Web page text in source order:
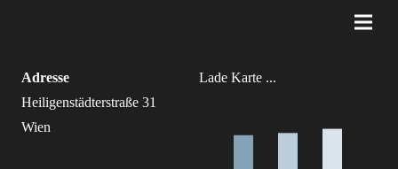
Lade Karte ...
Adresse
Heiligenstädterstraße 31
Wien